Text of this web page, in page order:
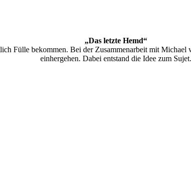
„Das letzte Hemd“
Fülle bekommen. Bei der Zusammenarbeit mit
einhergehen. Dabei entstand die Idee zum Sujet.